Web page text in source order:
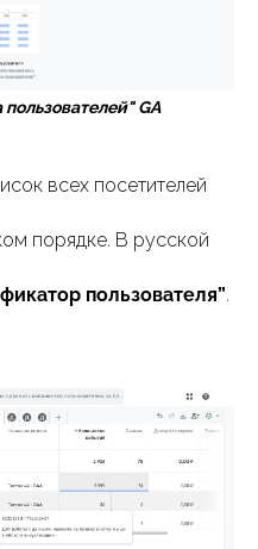
GA
всех посетителей
порядке. В русской
пользователя”.